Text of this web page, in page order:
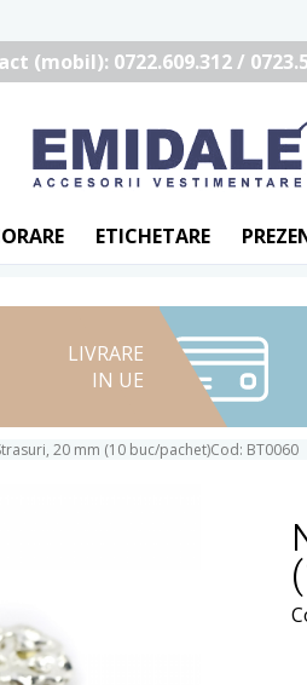
(mobil): 0722.609.312 /
ETICHETARE
LIVRARE
IN UE
20 mm (10 buc/pachet)Cod: BT0060